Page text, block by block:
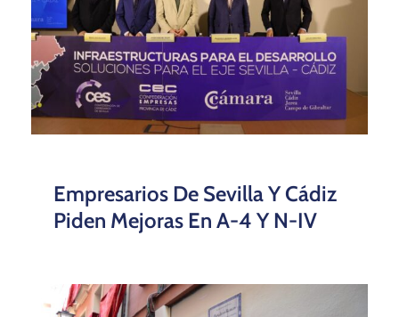
Empresarios De Sevilla Y Cádiz
Piden Mejoras En A-4 Y N-IV